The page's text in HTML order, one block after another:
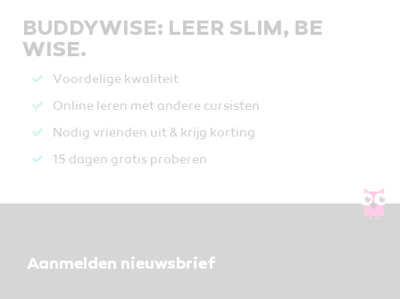
BUDDYWISE: LEER SLIM, BE
WISE.
Voordelige kwaliteit
Online leren met andere cursisten
Nodig vrienden uit & krijg korting
15 dagen gratis proberen
Aanmelden nieuwsbrief